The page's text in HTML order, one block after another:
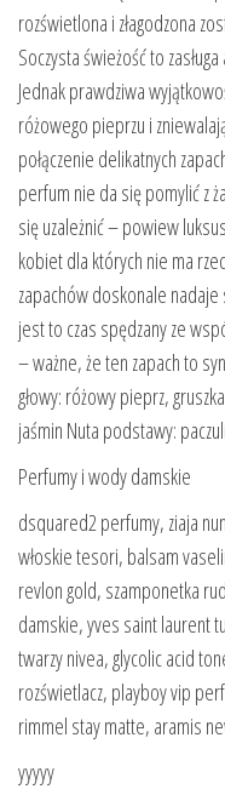
rozświetlona i złagodzona
Soczysta świeżość to
Jednak prawdziwa
różowego pieprzu i
połączenie delikatnych
perfum nie da się pomylić z
się uzależnić – powiew
kobiet dla których nie ma
zapachów doskonale nadaje
jest to czas spędzany ze
– ważne, że ten zapach to
głowy: różowy pieprz,
jaśmin Nuta podstawy:
Perfumy i wody damskie
dsquared2 perfumy, ziaja
włoskie tesori, balsam
revlon gold, szamponetka
damskie, yves saint laurent
twarzy nivea, glycolic acid
rozświetlacz, playboy vip
rimmel stay matte, aramis
yyyyy